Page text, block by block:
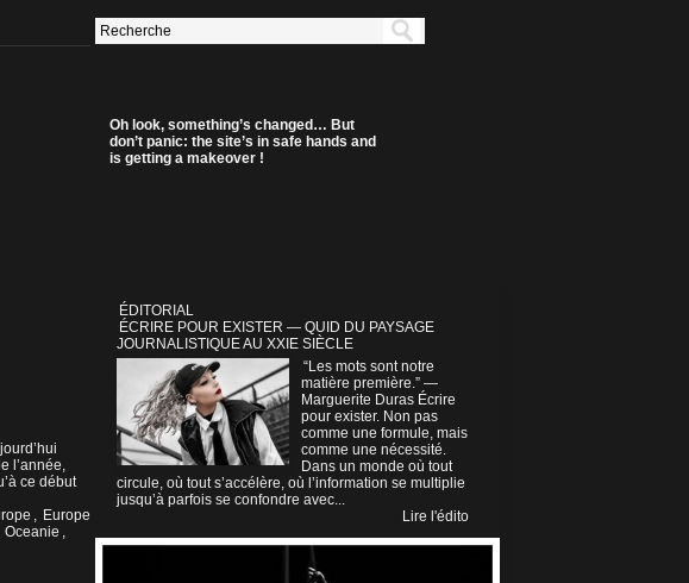
Oh look, something’s changed… But
don’t panic: the site’s in safe hands and
is getting a makeover !
l’année,
ce début
, Europe
Oceanie ,
ÉDITORIAL
ÉCRIRE POUR EXISTER — QUID DU PAYSAGE
JOURNALISTIQUE AU XXIE SIÈCLE
“Les mots sont notre
matière première.” —
Marguerite Duras Écrire
pour exister. Non pas
comme une formule, mais
comme une nécessité.
Dans un monde où tout
circule, où tout s’accélère, où l’information se multiplie
jusqu’à parfois se confondre avec...
Lire l'édito